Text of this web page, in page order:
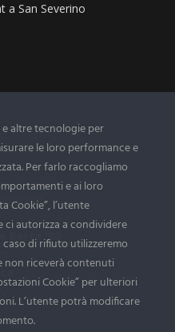
a San Severino
altre tecnologie per
le loro performance e
Per farlo raccogliamo
e ai loro
Cookie”, l’utente
ci autorizza a condividere
di rifiuto utilizzeremo
non riceverà contenuti
Cookie” per ulteriori
L’utente potrà modificare